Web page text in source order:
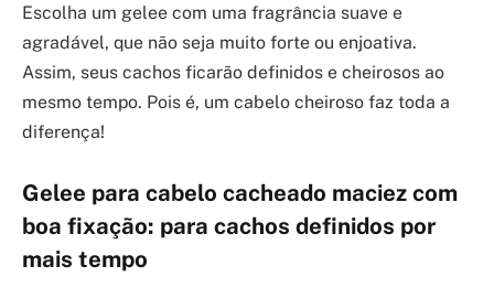
Escolha um gelee com uma fragrância suave e
agradável, que não seja muito forte ou enjoativa.
Assim, seus cachos ficarão definidos e cheirosos ao
mesmo tempo. Pois é, um cabelo cheiroso faz toda a
diferença!
Gelee para cabelo cacheado maciez com
boa fixação: para cachos definidos por
mais tempo